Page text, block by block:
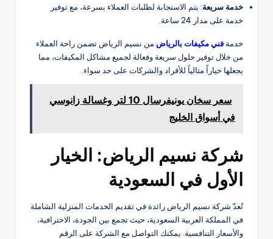
خدمة سريعة: يتم الاستجابة لطلبات العملاء بسرعة، مع توفير
خدمة على مدار 24 ساعة.
خدمة فني مكيفات بالرياض من نسيم الرياض تضمن راحة العملاء
من خلال توفير حلول سريعة وفعالة لجميع مشاكل المكيفات، مما
يجعلها خياراً مثالياً للأفراد والشركات على حد سواء.
سعر سخان يونيفرسال 10 لتر وغسالة زانوسي
في أسواق الخليج
شركة نسيم الرياض: الخيار
الأول في السعودية
تُعدّ شركة نسيم الرياض رائدة في تقديم الخدمات المنزلية الشاملة
في المملكة العربية السعودية، حيث تجمع بين الجودة، الاحترافية،
والأسعار التنافسية. يمكنك التواصل مع الشركة على الرقم